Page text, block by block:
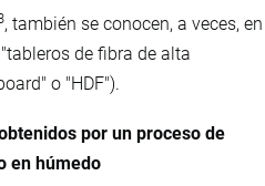
, también se conocen, a veces, en
de fibra de alta
o "HDF").
por un proceso de
en húmedo